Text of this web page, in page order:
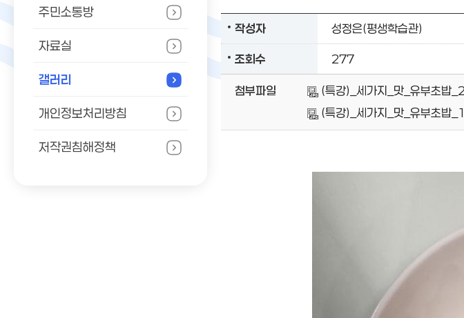
주민소통방
자료실
갤러리
개인정보처리방침
저작권침해정책
작성자 성정은(평생학습관)
조회수 277
첨부파일 (특강)_세가지_맛_유부초밥
(특강)_세가지_맛_유부초밥